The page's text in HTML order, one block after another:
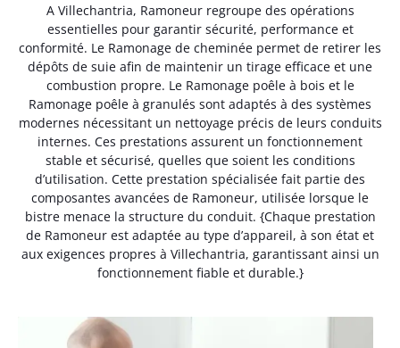
A Villechantria, Ramoneur regroupe des opérations
essentielles pour garantir sécurité, performance et
conformité. Le Ramonage de cheminée permet de retirer les
dépôts de suie afin de maintenir un tirage efficace et une
combustion propre. Le Ramonage poêle à bois et le
Ramonage poêle à granulés sont adaptés à des systèmes
modernes nécessitant un nettoyage précis de leurs conduits
internes. Ces prestations assurent un fonctionnement
stable et sécurisé, quelles que soient les conditions
d’utilisation. Cette prestation spécialisée fait partie des
composantes avancées de Ramoneur, utilisée lorsque le
bistre menace la structure du conduit. {Chaque prestation
de Ramoneur est adaptée au type d’appareil, à son état et
aux exigences propres à Villechantria, garantissant ainsi un
fonctionnement fiable et durable.}